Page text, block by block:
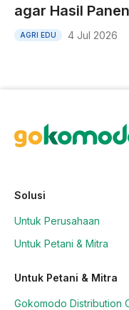
agar Hasil
AGRI EDU 4 Jul 2026
Solusi
Untuk Perusahaan
Untuk Petani & Mitra
Untuk Petani & Mitra
Gokomodo Distribution